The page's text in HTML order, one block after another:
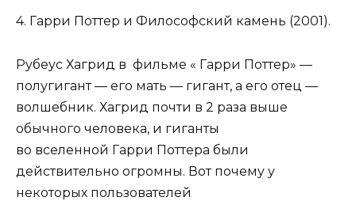
4. Гарри Поттер и Философский камень (2001).
Рубеус Хагрид в фильме « Гарри Поттер» —
полугигант — его мать — гигант, а его отец —
волшебник. Хагрид почти в 2 раза выше
обычного человека, и гиганты
во вселенной Гарри Поттера были
действительно огромны. Вот почему у
некоторых пользователей